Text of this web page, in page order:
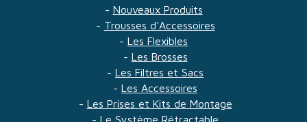
- Nouveaux Produits
- Trousses d'Accessoires
- Les Flexibles
- Les Brosses
- Les Filtres et Sacs
- Les Accessoires
- Les Prises et Kits de Montage
- Le Système Rétractable